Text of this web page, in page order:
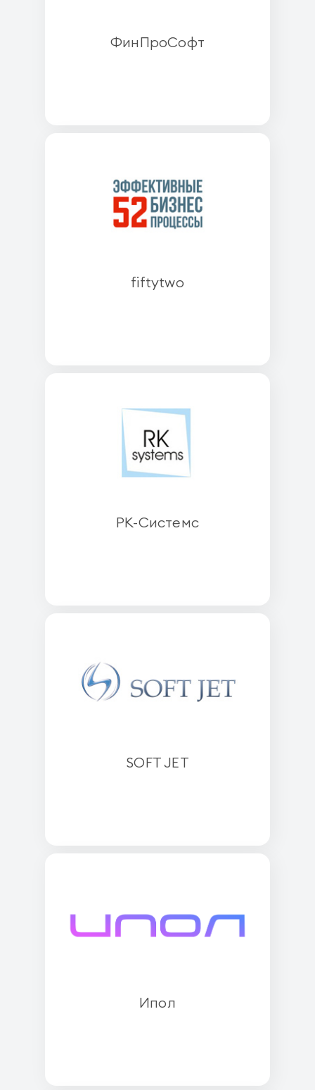
ФинПроСофт
fiftytwo
РК-Системс
SOFT JET
Ипол